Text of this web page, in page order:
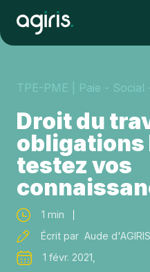
TPE-PME | Paie - Social
Droit du
obligations
testez vos
1 min
Écrit par Aude d'AGIRIS
1 févr. 2021,